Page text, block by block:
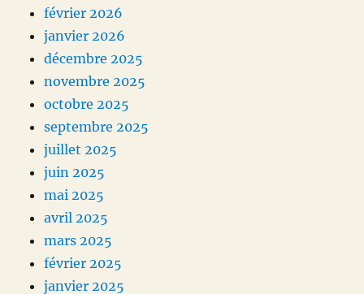
février 2026
janvier 2026
décembre 2025
novembre 2025
octobre 2025
septembre 2025
juillet 2025
juin 2025
mai 2025
avril 2025
mars 2025
février 2025
janvier 2025